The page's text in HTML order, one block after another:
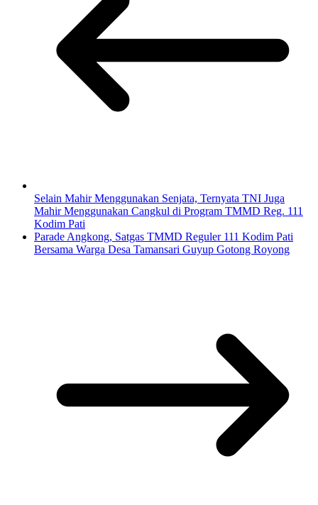
Selain Mahir Menggunakan Senjata, Ternyata TNI Juga
Mahir Menggunakan Cangkul di Program TMMD Reg. 111
Kodim Pati
Parade Angkong, Satgas TMMD Reguler 111 Kodim Pati
Bersama Warga Desa Tamansari Guyup Gotong Royong